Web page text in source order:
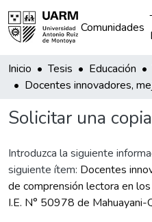
Comunidades
Inicio Tesis Educación
Solicitar una
Introduzca la siguiente
siguiente ítem: Docentes
de comprensión lectora en
I.E. N° 50978 de Mahuayani-